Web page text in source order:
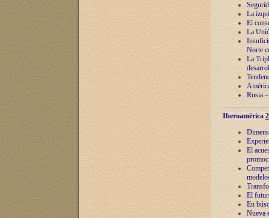
La
El
La
Norte
La
Rusia
Iberoamérica
El
El
En
Nueva